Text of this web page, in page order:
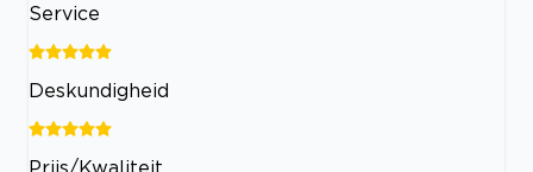
Service
Deskundigheid
Prijs/Kwaliteit